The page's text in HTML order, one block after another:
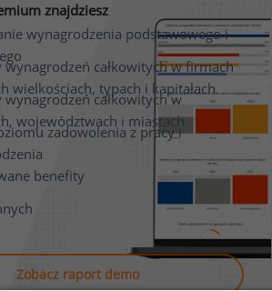
znajdziesz
wynagrodzenia podstawowego i
wynagrodzeń całkowitych w firmach
wielkościach, typach i kapitałach
wynagrodzeń całkowitych w
województwach i miastach
zadowolenia z pracy i
benefity
Zobacz raport demo